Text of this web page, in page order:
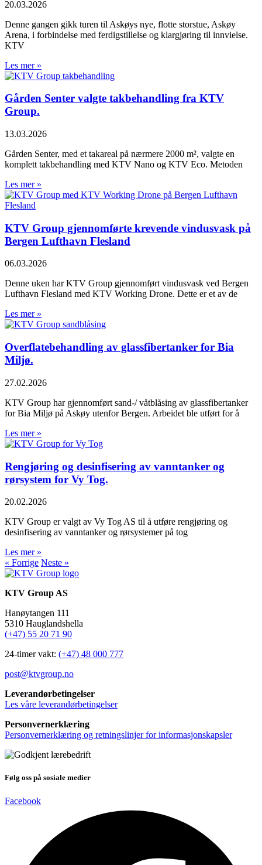
20.03.2026
Denne gangen gikk turen til Askøys nye, flotte storstue, Askøy
Arena, i forbindelse med ferdigstillelse og klargjøring til innvielse.
KTV
Les mer »
Gården Senter valgte takbehandling fra KTV
Group.
13.03.2026
Gården Senter, med et takareal på nærmere 2000 m², valgte en
komplett takbehandling med KTV Nano og KTV Eco. Metoden
Les mer »
KTV Group gjennomførte krevende vindusvask på
Bergen Lufthavn Flesland
06.03.2026
Denne uken har KTV Group gjennomført vindusvask ved Bergen
Lufthavn Flesland med KTV Working Drone. Dette er et av de
Les mer »
Overflatebehandling av glassfibertanker for Bia
Miljø.
27.02.2026
KTV Group har gjennomført sand-/ våtblåsing av glassfibertanker
for Bia Miljø på Askøy utenfor Bergen. Arbeidet ble utført for å
Les mer »
Rengjøring og desinfisering av vanntanker og
rørsystem for Vy Tog.
20.02.2026
KTV Group er valgt av Vy Tog AS til å utføre rengjøring og
desinfisering av vanntanker og rørsystemer på tog
Les mer »
« Forrige Neste »
KTV Group AS
Hanøytangen 111
5310 Hauglandshella
(+47) 55 20 71 90
24-timer vakt: (+47) 48 000 777
post@ktvgroup.no
Leverandørbetingelser
Les våre leverandørbetingelser
Personvernerklæring
Personvernerklæring og retningslinjer for informasjonskapsler
Følg oss på sosiale medier
Facebook